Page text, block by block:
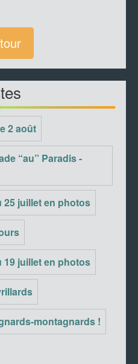
2 août
“au” Paradis -
25 juillet en photos
19 juillet en photos
montagnards !